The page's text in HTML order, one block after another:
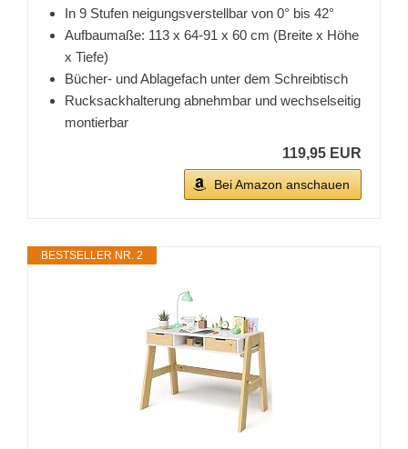
In 9 Stufen neigungsverstellbar von 0° bis 42°
Aufbaumaße: 113 x 64-91 x 60 cm (Breite x Höhe
x Tiefe)
Bücher- und Ablagefach unter dem Schreibtisch
Rucksackhalterung abnehmbar und wechselseitig
montierbar
119,95 EUR
Bei Amazon anschauen
BESTSELLER NR. 2